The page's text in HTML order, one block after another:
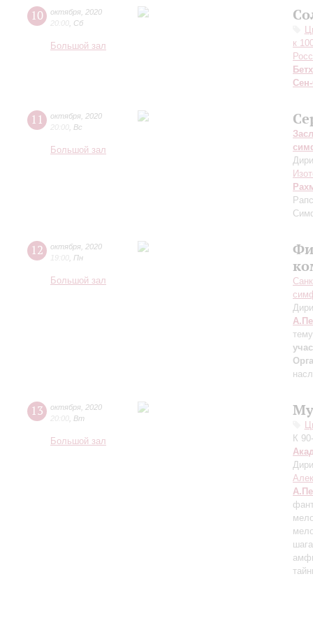
10 октября 2020
20:00 Сб
Большой зал
к
11 октября 2020
20:00 Вс
Большой зал
12 октября 2020
19:00 Пн
Большой зал
13 октября 2020
20:00 Вт
Большой зал
К